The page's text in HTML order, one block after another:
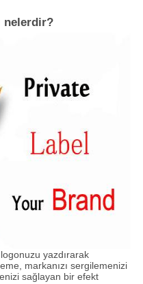
nelerdir?
yazdırarak
markanızı sergilemenizi
sağlayan bir efekt